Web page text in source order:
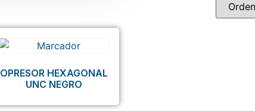
OPRESOR HEXAGONAL
UNC NEGRO